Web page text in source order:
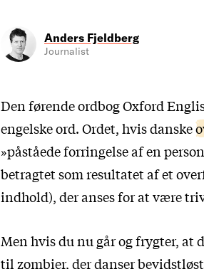
Anders Fjeldberg
Journalist
Den førende ordbog Oxford
engelske ord. Ordet, hvis danske
»påståede forringelse af en
betragtet som resultatet af et
indhold), der anses for at være
Men hvis du nu går og frygter, at
til zombier, der danser